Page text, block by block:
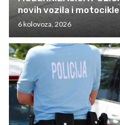
novih vozila i motocikle
6 kolovoza, 2026